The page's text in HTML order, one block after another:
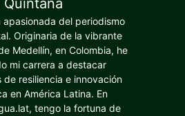
Quintana
apasionada del periodismo
Originaria de la vibrante
Medellín, en Colombia, he
mi carrera a destacar
de resiliencia e innovación
en América Latina. En
tengo la fortuna de